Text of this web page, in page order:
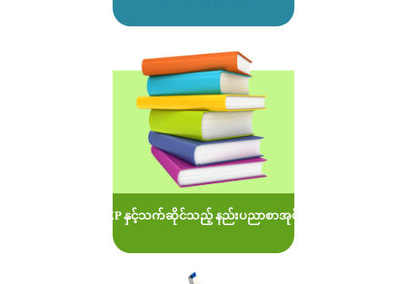
MOEP နှင့်သက်ဆိုင်သည့် နည်းပညာစာအုပ်များ